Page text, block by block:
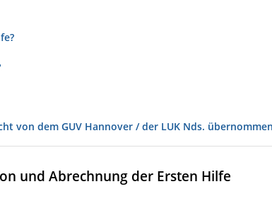
von dem GUV Hannover / der LUK Nds.
und Abrechnung der Ersten Hilfe